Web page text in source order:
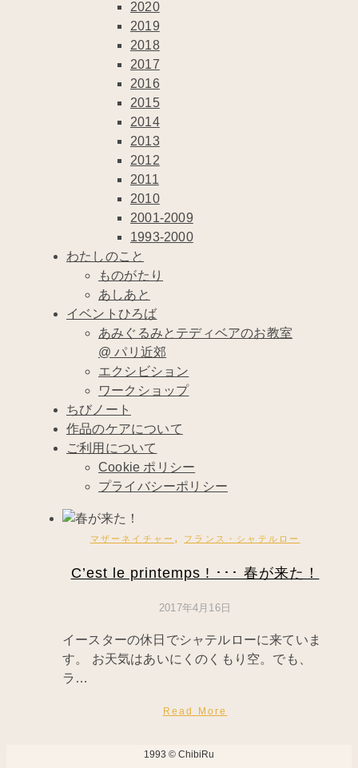
2020
2019
2018
2017
2016
2015
2014
2013
2012
2011
2010
2001-2009
1993-2000
わたしのこと
ものがたり
あしあと
イベントひろば
あみぐるみとテディベアのお教室
@ パリ近郊
エクシビション
ワークショップ
ちびノート
作品のケアについて
ご利用について
Cookie ポリシー
プライバシーポリシー
マザーネイチャー , フランス・シャテルロー
C’est le printemps ! ･･･ 春が来た！
2017年4月16日
イースターの休日でシャテルローに来ていま
す。 お天気はあいにくのくもり空。でも、
ラ…
Read More
1993 © ChibiRu